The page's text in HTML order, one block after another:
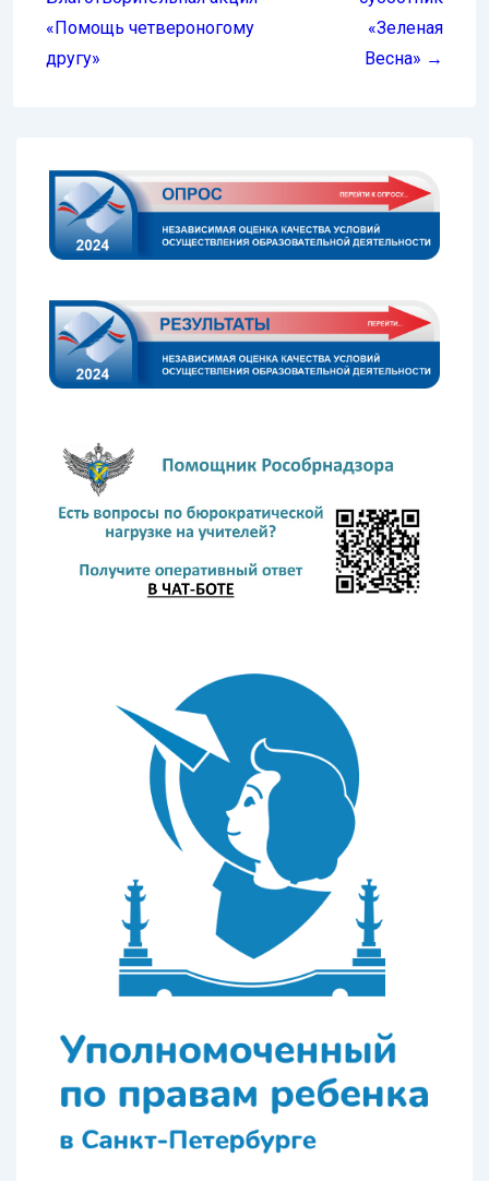
«Помощь четвероногому
другу»
«Зеленая
Весна» →